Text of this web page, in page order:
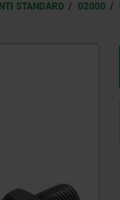
STANDARD 02000